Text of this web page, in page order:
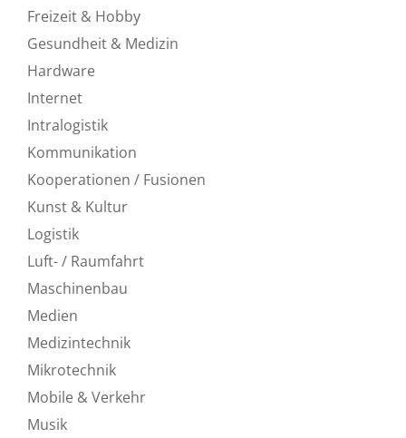
Freizeit & Hobby
Gesundheit & Medizin
Hardware
Internet
Intralogistik
Kommunikation
Kooperationen / Fusionen
Kunst & Kultur
Logistik
Luft- / Raumfahrt
Maschinenbau
Medien
Medizintechnik
Mikrotechnik
Mobile & Verkehr
Musik